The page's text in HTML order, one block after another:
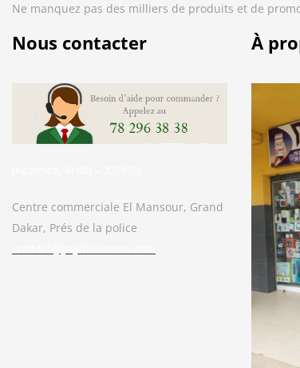
Ne manquez pas des milliers de produits et de
Nous contacter
Centre commerciale El Mansour, Grand
Dakar, Prés de la police
À
Bonjour. En quoi puis-je vous aider ?